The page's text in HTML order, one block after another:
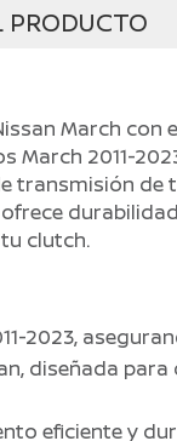
PRODUCTO
March con
March 2011-
transmisión de
clutch.
2023,
diseñada
eficiente y